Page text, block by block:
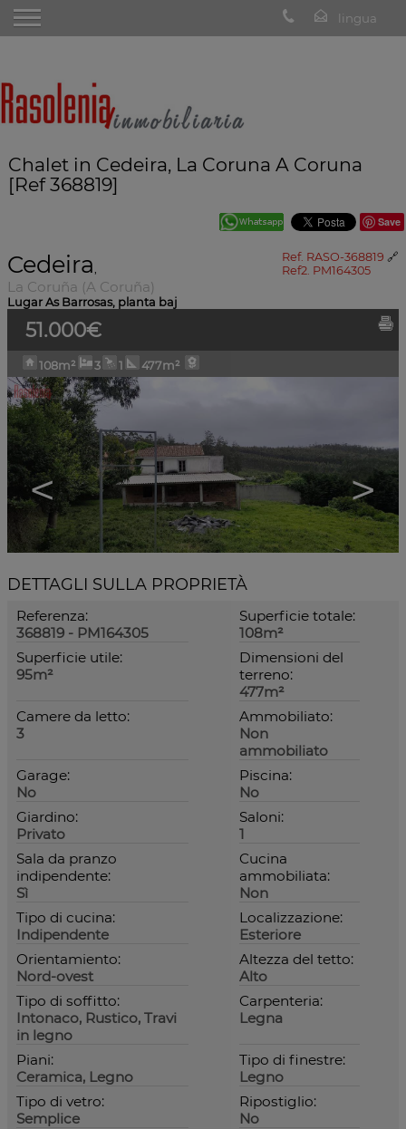
Chalet in Cedeira, La Coruna A Coruna
[Ref 368819]
Save
Ref. RASO-368819 🔗
Ref2. PM164305
Cedeira,
La Coruña (A Coruña)
Lugar As Barrosas, planta baj
51.000€
108m² 3 1 477m²
< >
DETTAGLI SULLA PROPRIETÀ
Referenza:
368819 - PM164305
Superficie totale:
108m²
Superficie utile:
95m²
Dimensioni del
terreno:
477m²
Camere da letto:
3
Ammobiliato:
Non
ammobiliato
Garage:
No
Piscina:
No
Giardino:
Privato
Saloni:
1
Sala da pranzo
indipendente:
Sì
Cucina
ammobiliata:
Non
Tipo di cucina:
Indipendente
Localizzazione:
Esteriore
Orientamiento:
Nord-ovest
Altezza del tetto:
Alto
Tipo di soffitto:
Intonaco, Rustico, Travi
in legno
Carpenteria:
Legna
Piani:
Ceramica, Legno
Tipo di finestre:
Legno
Tipo di vetro:
Semplice
Ripostiglio:
No